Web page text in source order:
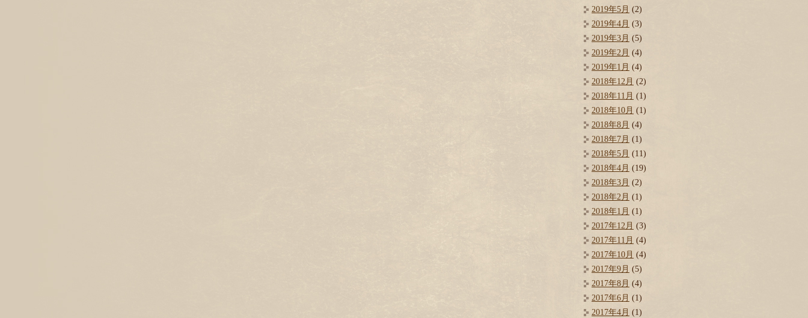
2019年5月 (2)
2019年4月 (3)
2019年3月 (5)
2019年2月 (4)
2019年1月 (4)
2018年12月 (2)
2018年11月 (1)
2018年10月 (1)
2018年8月 (4)
2018年7月 (1)
2018年5月 (11)
2018年4月 (19)
2018年3月 (2)
2018年2月 (1)
2018年1月 (1)
2017年12月 (3)
2017年11月 (4)
2017年10月 (4)
2017年9月 (5)
2017年8月 (4)
2017年6月 (1)
2017年4月 (1)